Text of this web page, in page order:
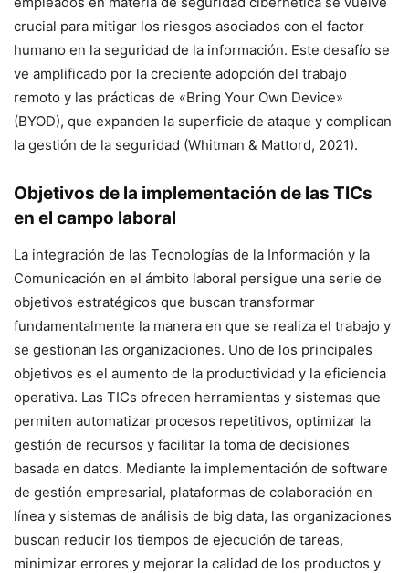
crucial para mitigar los riesgos asociados con el factor
humano en la seguridad de la información. Este desafío se
ve amplificado por la creciente adopción del trabajo
remoto y las prácticas de «Bring Your Own Device»
(BYOD), que expanden la superficie de ataque y complican
la gestión de la seguridad (Whitman & Mattord, 2021).
Objetivos de la implementación de las TICs
en el campo laboral
La integración de las Tecnologías de la Información y la
Comunicación en el ámbito laboral persigue una serie de
objetivos estratégicos que buscan transformar
fundamentalmente la manera en que se realiza el trabajo y
se gestionan las organizaciones. Uno de los principales
objetivos es el aumento de la productividad y la eficiencia
operativa. Las TICs ofrecen herramientas y sistemas que
permiten automatizar procesos repetitivos, optimizar la
gestión de recursos y facilitar la toma de decisiones
basada en datos. Mediante la implementación de software
de gestión empresarial, plataformas de colaboración en
línea y sistemas de análisis de big data, las organizaciones
buscan reducir los tiempos de ejecución de tareas,
minimizar errores y mejorar la calidad de los productos y